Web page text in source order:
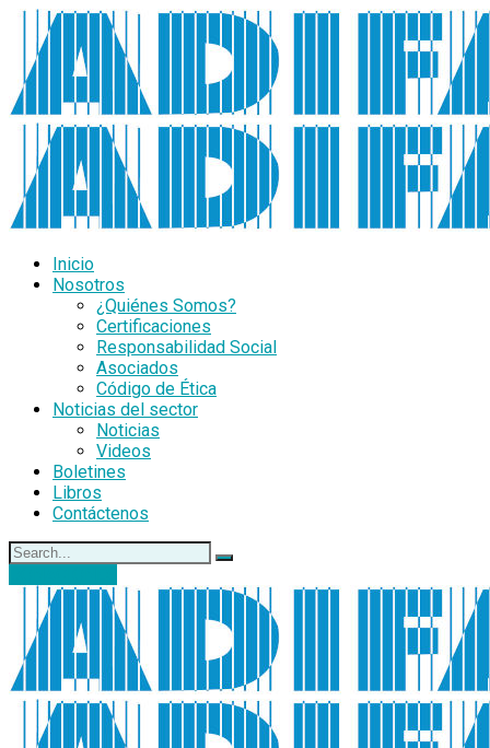
Inicio
Nosotros
¿Quiénes Somos?
Certificaciones
Responsabilidad Social
Asociados
Código de Ética
Noticias del sector
Noticias
Videos
Boletines
Libros
Contáctenos